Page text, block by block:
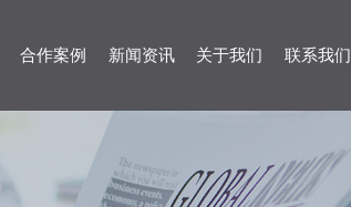
合作案例 新闻资讯 关于我们 联系我们